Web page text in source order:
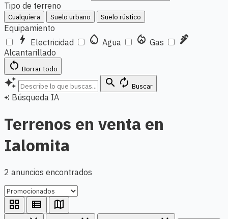
Tipo de terreno
Cualquiera Suelo urbano Suelo rústico
Equipamiento
bolt Electricidad water_drop Agua local_fire_department Gas plumbing
Alcantarillado
restart_alt Borrar todo
auto_awesome search autorenew Buscar
auto_awesome Búsqueda IA
Terrenos en venta en
Ialomita
2 anuncios encontrados
grid_view view_list map